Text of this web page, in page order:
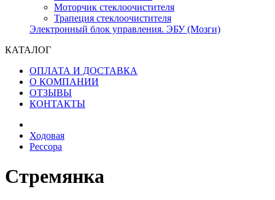
Моторчик стеклоочистителя
Трапеция стеклоочистителя
Электронный блок управления. ЭБУ (Мозги)
КАТАЛОГ
ОПЛАТА И ДОСТАВКА
О КОМПАНИИ
ОТЗЫВЫ
КОНТАКТЫ
Ходовая
Рессора
Стремянка